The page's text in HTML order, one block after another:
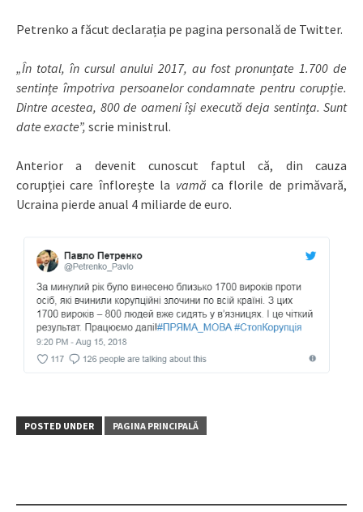
Petrenko a făcut declarația pe pagina personală de Twitter.
„În total, în cursul anului 2017, au fost pronunțate 1.700 de
sentințe împotriva persoanelor condamnate pentru corupție.
Dintre acestea, 800 de oameni își execută deja sentința. Sunt
date exacte”, scrie ministrul.
Anterior a devenit cunoscut faptul că, din cauza
corupției care înflorește la vamă ca florile de primăvară,
Ucraina pierde anual 4 miliarde de euro.
POSTED UNDER PAGINA PRINCIPALĂ